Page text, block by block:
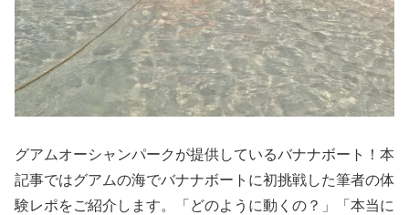
グアムオーシャンパークが提供しているバナナボート！本
記事ではグアムの海でバナナボートに初挑戦した筆者の体
験レポをご紹介します。「どのように動くの？」「本当に